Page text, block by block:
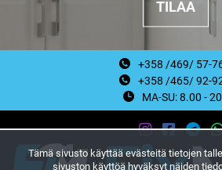
TILAA
+358 /469/ 57-
+358 /465/ 92-
MA-SU: 8.00 -
Tämä sivusto käyttää evästeitä tietojen
sivuston käyttöä hyväksyt näiden